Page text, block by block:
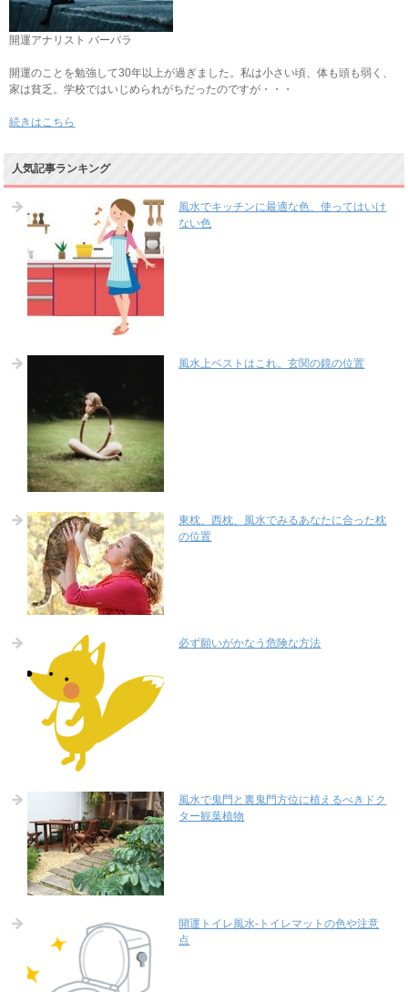
開運アナリスト バーバラ
開運のことを勉強して30年以上が過ぎました。私は小さい頃、体も頭も弱く、
家は貧乏。学校ではいじめられがちだったのですが・・・
続きはこちら
人気記事ランキング
風水でキッチンに最適な色、使ってはいけ
ない色
風水上ベストはこれ。玄関の鏡の位置
東枕、西枕、風水でみるあなたに合った枕
の位置
必ず願いがかなう危険な方法
風水で鬼門と裏鬼門方位に植えるべきドク
ター観葉植物
開運トイレ風水-トイレマットの色や注意
点